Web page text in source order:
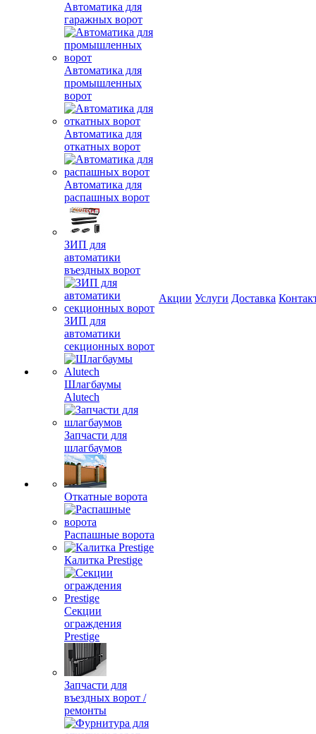
Автоматика для
гаражных ворот
Автоматика для
промышленных
ворот
Автоматика для
откатных ворот
Автоматика для
распашных ворот
ЗИП для
автоматики
въездных ворот
ЗИП для
автоматики
секционных ворот
Шлагбаумы
Alutech
Запчасти для
шлагбаумов
Откатные ворота
Распашные ворота
Калитка Prestige
Секции
ограждения
Prestige
Запчасти для
въездных ворот /
ремонты
Акции Услуги Доставка